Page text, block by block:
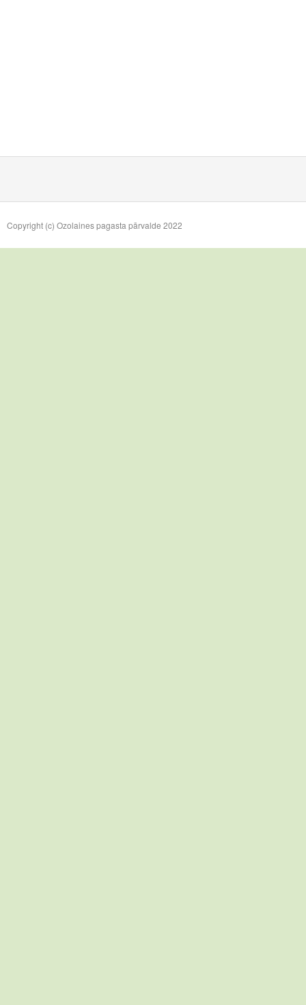
Copyright (c) Ozolaines pagasta pārvalde 2022